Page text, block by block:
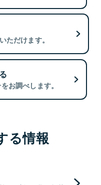
ただけます。
お調べします。
る情報